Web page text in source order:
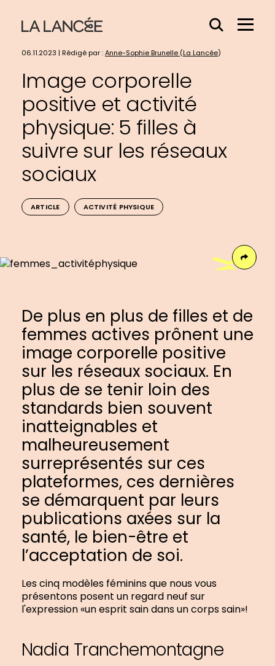
Effacer
contenu
Menu
06.11.2023 | Rédigé par :Anne-Sophie Brunelle (La Lancée)
Image corporelle
positive et activité
physique: 5 filles à
suivre sur les réseaux
sociaux
ARTICLE ACTIVITÉ PHYSIQUE
De plus en plus de filles et de
femmes actives prônent une
image corporelle positive
sur les réseaux sociaux. En
plus de se tenir loin des
standards bien souvent
inatteignables et
malheureusement
surreprésentés sur ces
plateformes, ces dernières
se démarquent par leurs
publications axées sur la
santé, le bien-être et
l’acceptation de soi.
Les cinq modèles féminins que nous vous
présentons posent un regard neuf sur
l'expression «un esprit sain dans un corps sain»!
Nadia Tranchemontagne